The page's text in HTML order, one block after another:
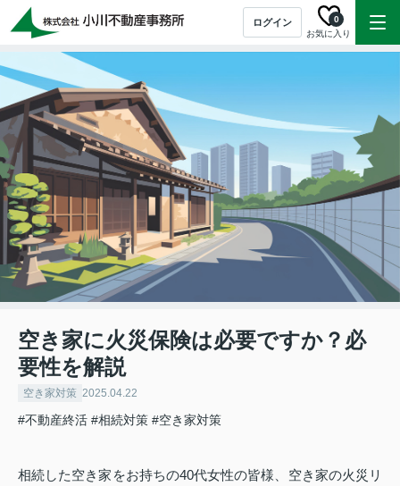
ログイン
お気に入り
0
空き家に火災保険は必要ですか？必
要性を解説
空き家対策 2025.04.22
#不動産終活 #相続対策 #空き家対策
相続した空き家をお持ちの40代女性の皆様、空き家の火災リ